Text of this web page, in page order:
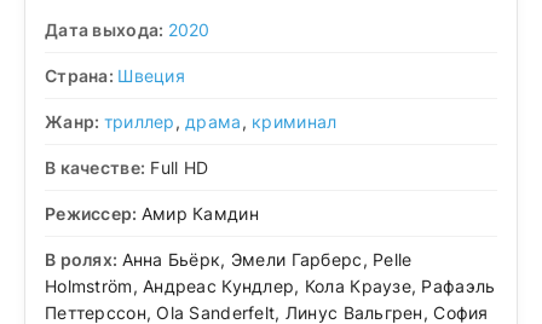
Дата выхода: 2020
Страна: Швеция
Жанр: триллер, драма, криминал
В качестве: Full HD
Режиссер: Амир Камдин
В ролях: Анна Бьёрк, Эмели Гарберс, Pelle
Holmström, Андреас Кундлер, Кола Краузе, Рафаэль
Петтерссон, Ola Sanderfelt, Линус Вальгрен, София